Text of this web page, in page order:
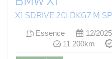
X1 SDRIVE 20I DKG7 M
Essence 12/2025
11 200km